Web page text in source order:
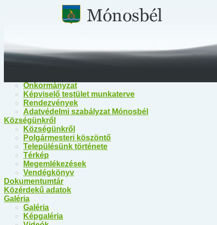
Közérdekű információk
Polgármesteri Hivatal Mónosbél
Közös Hivatal Bélapátfalva
Önkormányzat
Képviselő testület munkaterve
Rendezvények
Adatvédelmi szabályzat Mónosbél
Községünkről
Községünkről
Polgármesteri köszöntő
Településünk története
Térkép
Megemlékezések
Vendégkönyv
Dokumentumtár
Közérdekű adatok
Galéria
Galéria
Képgaléria